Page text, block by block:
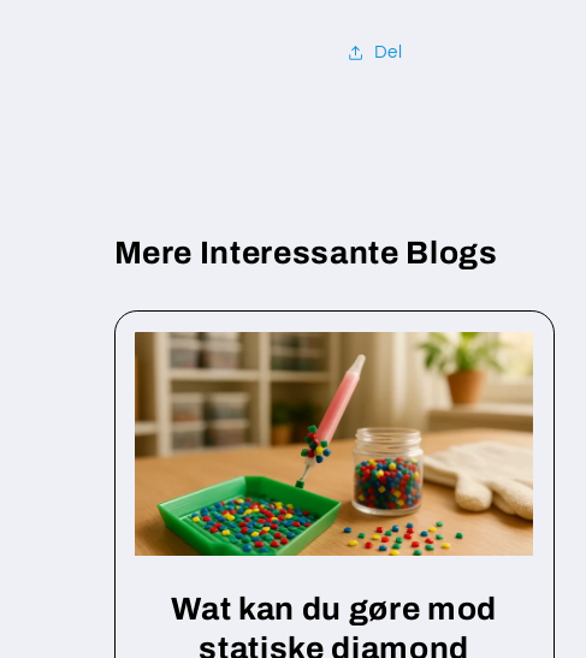
Del
Mere Interessante Blogs
Wat kan du gøre mod
statiske diamond